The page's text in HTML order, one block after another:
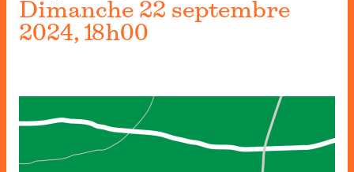
Dimanche 22 septembre
2024, 18h00